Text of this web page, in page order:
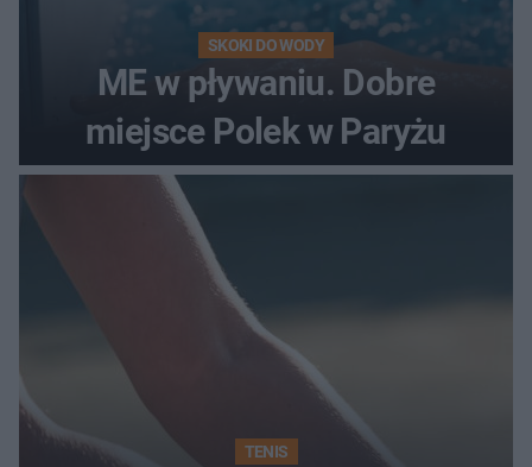
SKOKI DO WODY
ME w pływaniu. Dobre
miejsce Polek w Paryżu
TENIS